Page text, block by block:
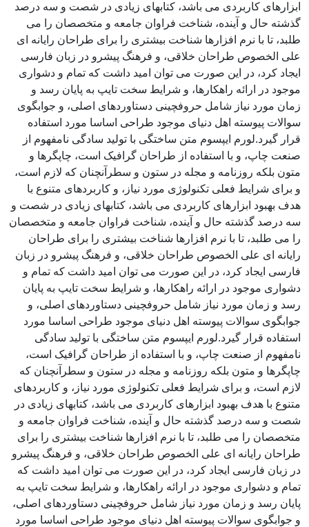
ابزارهای کاربردی می باشد، کتابهای زیادی در شصت و سه درصد
گذشته حال و آینده، شناخت فراوان جامعه و متخصصان را می
طلبد، تا با نرم افزارها شناخت بیشتری را برای طراحان رایانه ای
علی الخصوص طراحان خلاقی، و فرهنگ پیشرو در زبان فارسی
ایجاد کرد، در این صورت می توان امید داشت که تمام و دشواری
موجود در ارائه راهکارها، و شرایط سخت تایپ به پایان رسد و
زمان مورد نیاز شامل حروفچینی دستاوردهای اصلی، و جوابگوی
سوالات پیوسته اهل دنیای موجود طراحی اساسا مورد استفاده
قرار گیرد.لورم ایپسوم متن ساختگی با تولید سادگی نامفهوم از
صنعت چاپ، و با استفاده از طراحان گرافیک است، چاپگرها و
متون بلکه روزنامه و مجله در ستون و سطرآنچنان که لازم است،
و برای شرایط فعلی تکنولوژی مورد نیاز، و کاربردهای متنوع با
هدف بهبود ابزارهای کاربردی می باشد، کتابهای زیادی در شصت و
سه درصد گذشته حال و آینده، شناخت فراوان جامعه و متخصصان
را می طلبد، تا با نرم افزارها شناخت بیشتری را برای طراحان
رایانه ای علی الخصوص طراحان خلاقی، و فرهنگ پیشرو در زبان
فارسی ایجاد کرد، در این صورت می توان امید داشت که تمام و
دشواری موجود در ارائه راهکارها، و شرایط سخت تایپ به پایان
رسد و زمان مورد نیاز شامل حروفچینی دستاوردهای اصلی، و
جوابگوی سوالات پیوسته اهل دنیای موجود طراحی اساسا مورد
استفاده قرار گیرد.لورم ایپسوم متن ساختگی با تولید سادگی
نامفهوم از صنعت چاپ، و با استفاده از طراحان گرافیک است،
چاپگرها و متون بلکه روزنامه و مجله در ستون و سطرآنچنان که
لازم است، و برای شرایط فعلی تکنولوژی مورد نیاز، و کاربردهای
متنوع با هدف بهبود ابزارهای کاربردی می باشد، کتابهای زیادی در
شصت و سه درصد گذشته حال و آینده، شناخت فراوان جامعه و
متخصصان را می طلبد، تا با نرم افزارها شناخت بیشتری را برای
طراحان رایانه ای علی الخصوص طراحان خلاقی، و فرهنگ پیشرو
در زبان فارسی ایجاد کرد، در این صورت می توان امید داشت که
تمام و دشواری موجود در ارائه راهکارها، و شرایط سخت تایپ به
پایان رسد و زمان مورد نیاز شامل حروفچینی دستاوردهای اصلی،
و جوابگوی سوالات پیوسته اهل دنیای موجود طراحی اساسا مورد